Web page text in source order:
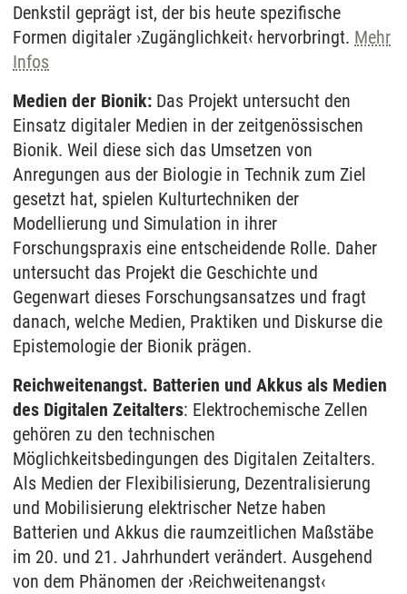
Denkstil geprägt ist, der bis heute spezifische
Formen digitaler ›Zugänglichkeit‹ hervorbringt. Mehr
Infos
Medien der Bionik: Das Projekt untersucht den
Einsatz digitaler Medien in der zeitgenössischen
Bionik. Weil diese sich das Umsetzen von
Anregungen aus der Biologie in Technik zum Ziel
gesetzt hat, spielen Kulturtechniken der
Modellierung und Simulation in ihrer
Forschungspraxis eine entscheidende Rolle. Daher
untersucht das Projekt die Geschichte und
Gegenwart dieses Forschungsansatzes und fragt
danach, welche Medien, Praktiken und Diskurse die
Epistemologie der Bionik prägen.
Reichweitenangst. Batterien und Akkus als Medien
des Digitalen Zeitalters: Elektrochemische Zellen
gehören zu den technischen
Möglichkeitsbedingungen des Digitalen Zeitalters.
Als Medien der Flexibilisierung, Dezentralisierung
und Mobilisierung elektrischer Netze haben
Batterien und Akkus die raumzeitlichen Maßstäbe
im 20. und 21. Jahrhundert verändert. Ausgehend
von dem Phänomen der ›Reichweitenangst‹